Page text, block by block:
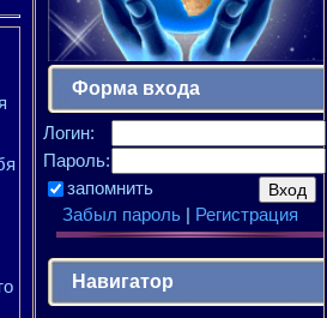
Форма входа
Логин:
Пароль:
запомнить
Забыл пароль| Регистрация
Навигатор